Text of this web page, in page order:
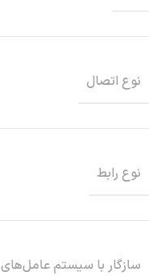
نوع اتصال
نوع رابط
سازگار با سیستم‌ عامل‌های